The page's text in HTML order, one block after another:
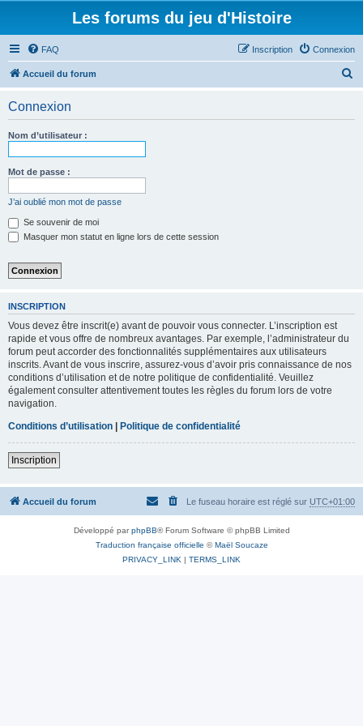
Les forums du jeu d'Histoire
FAQ Connexion
Inscription
Accueil du forum
Connexion
Nom d’utilisateur :
Mot de passe :
J’ai oublié mon mot de passe
Se souvenir de moi
Masquer mon statut en ligne lors de cette session
INSCRIPTION
Vous devez être inscrit(e) avant de pouvoir vous connecter. L’inscription est
rapide et vous offre de nombreux avantages. Par exemple, l’administrateur du
forum peut accorder des fonctionnalités supplémentaires aux utilisateurs
inscrits. Avant de vous inscrire, assurez-vous d’avoir pris connaissance de nos
conditions d’utilisation et de notre politique de confidentialité. Veuillez
également consulter attentivement toutes les règles du forum lors de votre
navigation.
Conditions d’utilisation | Politique de confidentialité
Inscription
Accueil du forum Le fuseau horaire est réglé sur UTC+01:00
Développé parphpBB® Forum Software © phpBB Limited
Traduction française officielle ©Maël Soucaze
PRIVACY_LINK | TERMS_LINK